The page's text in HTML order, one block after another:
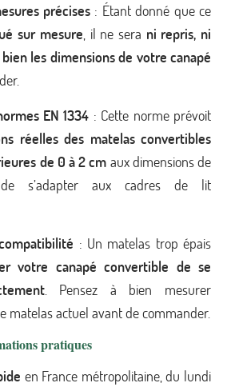
précises : Étant donné que ce
sur mesure, il ne sera ni repris, ni
les dimensions de votre canapé
EN 1334 : Cette norme prévoit
réelles des matelas convertibles
de 0 à 2 cm aux dimensions de
s’adapter aux cadres de lit
: Un matelas trop épais
votre canapé convertible de se
. Pensez à bien mesurer
matelas actuel avant de commander.
pratiques
en France métropolitaine, du lundi